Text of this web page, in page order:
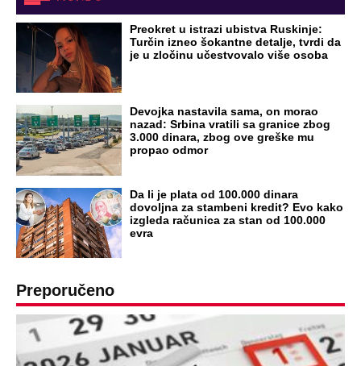
Preokret u istrazi ubistva Ruskinje:
Turčin izneo šokantne detalje, tvrdi da
je u zločinu učestvovalo više osoba
Devojka nastavila sama, on morao
nazad: Srbina vratili sa granice zbog
3.000 dinara, zbog ove greške mu
propao odmor
Da li je plata od 100.000 dinara
dovoljna za stambeni kredit? Evo kako
izgleda računica za stan od 100.000
evra
Preporučeno